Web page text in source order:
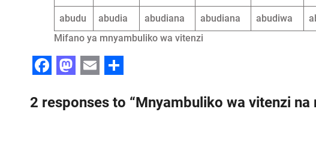
abudu abudia abudiana abudiana abudiwa
Mifano ya mnyambuliko wa vitenzi
a
a
m h
2 responses to “Mnyambuliko wa vitenzi na